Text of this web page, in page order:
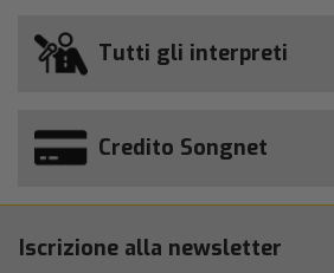
Tutti gli interpreti
Credito Songnet
Iscrizione alla newsletter